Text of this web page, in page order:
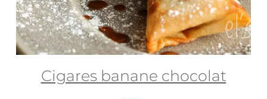
Cigares banane chocolat